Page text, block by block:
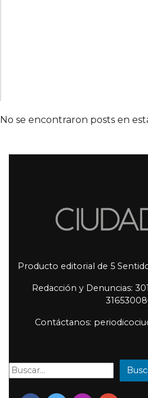
No se encontraron posts en
Producto editorial de 5
Redacción y Denuncias:
Contáctanos:
Buscar: